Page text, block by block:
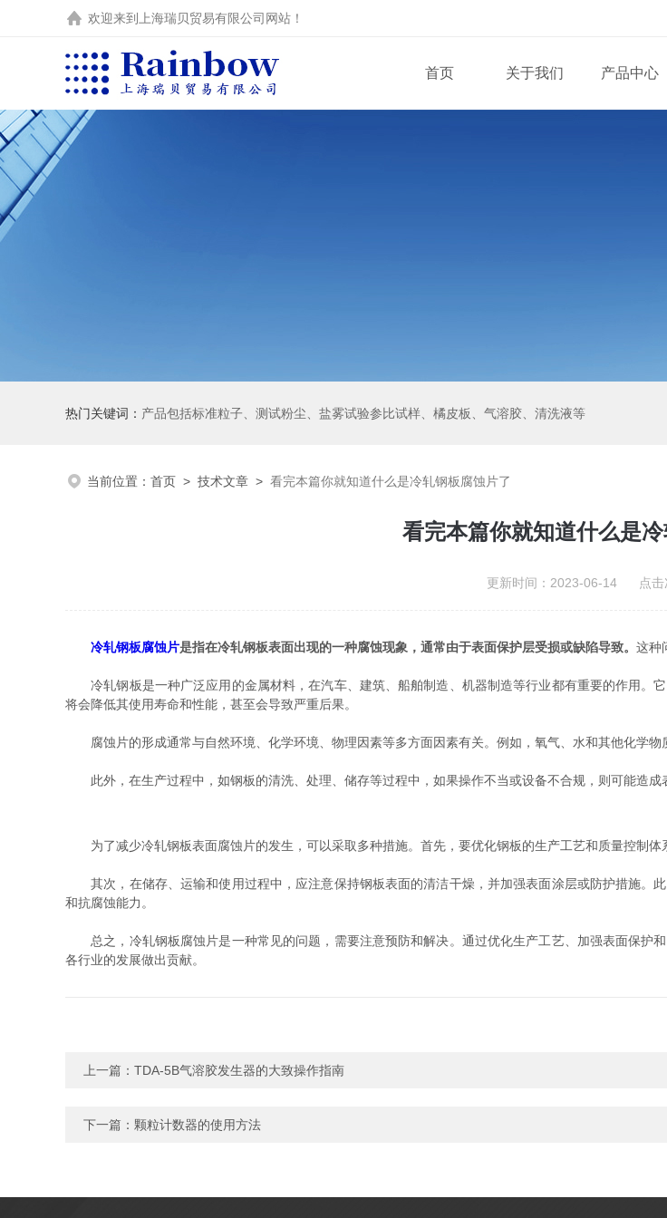
欢迎来到 上海瑞贝贸易有限公司 网站！
首页 关于我们 产品中心
热门关键词： 产品包括标准粒子、测试粉尘、盐雾试验参比试样、橘皮板、气溶胶、清洗液等
当前位置： 首页 > 技术文章 > 看完本篇你就知道什么是冷轧钢板腐蚀片了
看完本篇你就知道什么是
更新时间：2023-06-14 点击
冷轧钢板腐蚀片是指在冷轧钢板表面出现的一种腐蚀现象，通常由于表面保护层受损或缺陷导致。 这种
冷轧钢板是一种广泛应用的金属材料，在汽车、建筑、船舶制造、机器制造等行业都有重要的作用。
将会降低其使用寿命和性能，甚至会导致严重后果。
腐蚀片的形成通常与自然环境、化学环境、物理因素等多方面因素有关。例如，氧气、水和其他化学物
此外，在生产过程中，如钢板的清洗、处理、储存等过程中，如果操作不当或设备不合规，则可能造成
为了减少冷轧钢板表面腐蚀片的发生，可以采取多种措施。首先，要优化钢板的生产工艺和质量控制体
其次，在储存、运输和使用过程中，应注意保持钢板表面的清洁干燥，并加强表面涂层或防护措施。
和抗腐蚀能力。
总之，冷轧钢板腐蚀片是一种常见的问题，需要注意预防和解决。通过优化生产工艺、加强表面保护
各行业的发展做出贡献。
上一篇： TDA-5B气溶胶发生器的大致操作指南
下一篇： 颗粒计数器的使用方法